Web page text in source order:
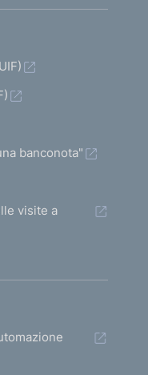
banconota"
visite a